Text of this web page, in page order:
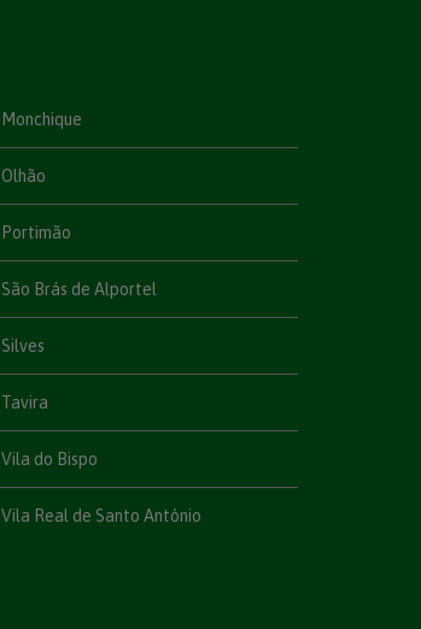
Monchique
Olhão
Portimão
São Brás de Alportel
Silves
Tavira
Vila do Bispo
Vila Real de Santo António